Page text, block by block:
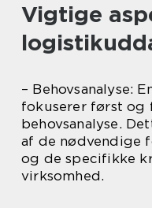
Vigtige
– Behovsanalyse:
fokuserer først og
behovsanalyse.
af de nødvendige
og de specifikke
virksomhed.